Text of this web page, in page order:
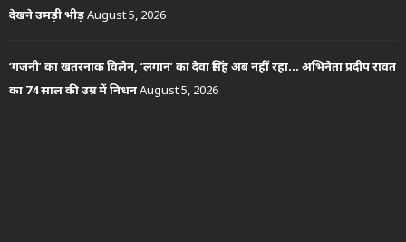
देखने उमड़ी भीड़August 5, 2026
‘गजनी’ का खतरनाक विलेन, ‘लगान’ का देवा सिंह अब नहीं रहा… अभिनेता प्रदीप रावत
का 74 साल की उम्र में निधनAugust 5, 2026